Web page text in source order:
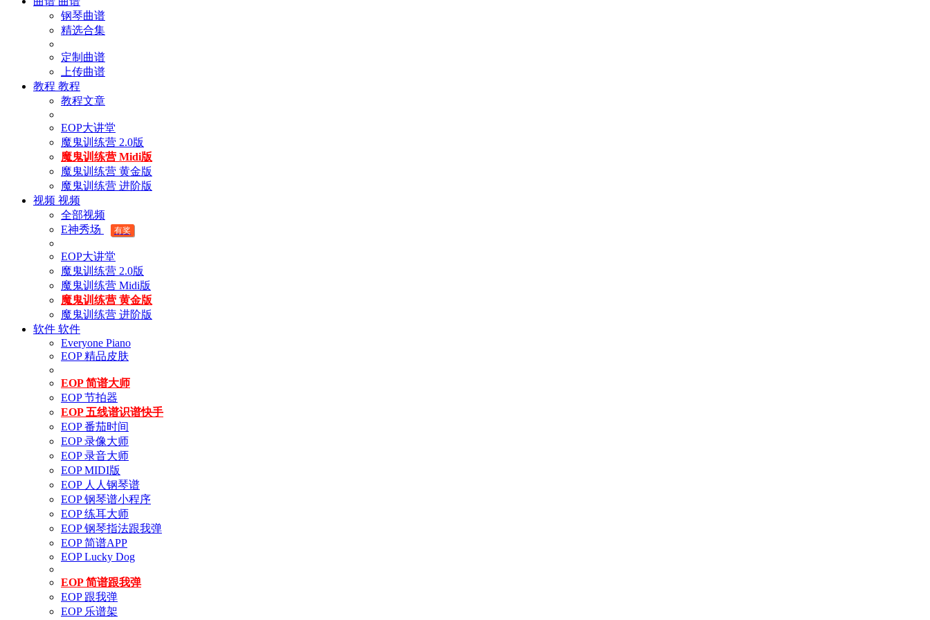
钢琴曲谱
精选合集
定制曲谱
上传曲谱
教程 教程
教程文章
EOP大讲堂
魔鬼训练营 2.0版
魔鬼训练营 Midi版
魔鬼训练营 黄金版
魔鬼训练营 进阶版
视频 视频
全部视频
E神秀场
有奖
EOP大讲堂
魔鬼训练营 2.0版
魔鬼训练营 Midi版
魔鬼训练营 黄金版
魔鬼训练营 进阶版
软件 软件
Everyone Piano
EOP 精品皮肤
EOP 简谱大师
EOP 节拍器
EOP 五线谱识谱快手
EOP 番茄时间
EOP 录像大师
EOP 录音大师
EOP MIDI版
EOP 人人钢琴谱
EOP 钢琴谱小程序
EOP 练耳大师
EOP 钢琴指法跟我弹
EOP 简谱APP
EOP Lucky Dog
EOP 简谱跟我弹
EOP 跟我弹
EOP 乐谱架